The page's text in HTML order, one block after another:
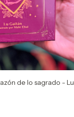
de lo sagrado - Lu